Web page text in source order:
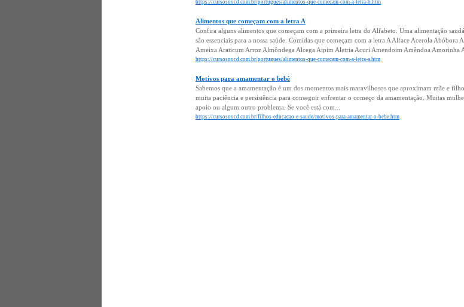
https://cursosnocd.com.br/portugues/alimentos-que-comecam-com-a-letra-b.htm
Alimentos que começam com a letra A
Confira alguns alimentos que começam com a primeira letra do Alfabeto. Uma alimentação
são essenciais para a nossa saúde. Comidas que começam com a letra A Alface Acerola
Ameixa Araticum Arroz Almôndega Alcega Aipim Aletria Acuri Amendoim Amêndoa Amorinha
https://cursosnocd.com.br/portugues/alimentos-que-comecam-com-a-letra-a.htm
Motivos para amamentar o bebê
Sabemos que a amamentação é um dos momentos mais maravilhosos que aproximam mãe e
muita paciência e persistência para conseguir enfrentar o começo da amamentação. Muitas
apoio ou algum outro problema. Se você está com...
https://cursosnocd.com.br/filhos-educacao-e-saude/motivos-para-amamentar-o-bebe.htm